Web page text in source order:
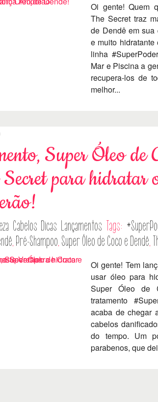
Oi gente! Quem
The Secret traz
de Dendê em sua
e muito
linha
Mar e Piscina a
recupera-los de
melhor...
Super Óleo de
para hidratar
Cabelos Dicas Lançamentos Tags:
, Pré-Shampoo, Super Óleo de Coco e Dendê,
Oi gente! Tem
usar óleo para
Super Óleo de
tratamento
acaba de chegar
cabelos
do tempo. Um
parabenos, que